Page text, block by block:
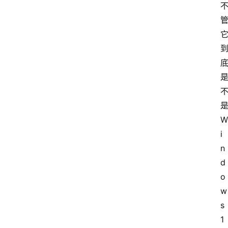
不
管
它
到
底
是
不
是
W
i
n
d
o
w
s
1